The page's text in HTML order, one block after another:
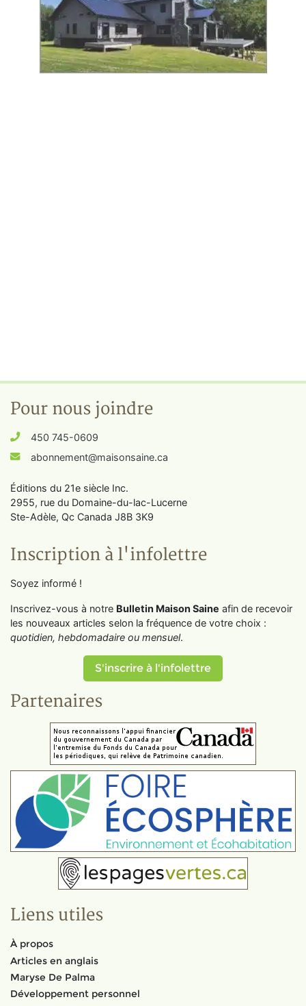
Pour nous joindre
450 745-0609
abonnement@maisonsaine.ca
Éditions du 21e siècle Inc.
2955, rue du Domaine-du-lac-Lucerne
Ste-Adèle, Qc Canada J8B 3K9
Inscription à l'infolettre
Soyez informé !
Inscrivez-vous à notre Bulletin Maison Saine afin de recevoir
les nouveaux articles selon la fréquence de votre choix :
quotidien, hebdomadaire ou mensuel.
S'inscrire à l'infolettre
Partenaires
Liens utiles
À propos
Articles en anglais
Maryse De Palma
Développement personnel